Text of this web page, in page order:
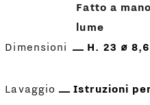
Fatto a
lume
Dimensioni
H. 23 ⌀ 8,6
Lavaggio Istruzioni